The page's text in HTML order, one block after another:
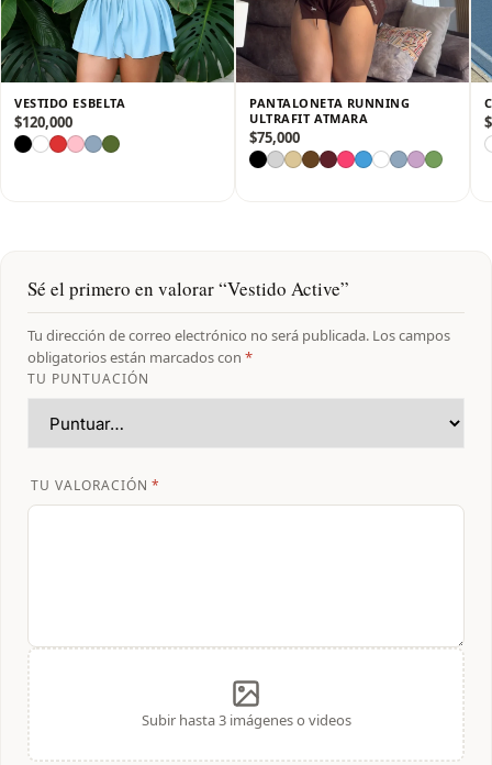
funcionalidad, dentro y fuera del gimnasio y la cancha. 🎾🏋️‍♀️✨
VESTIDO ESBELTA
$120,000
PANTALONETA RUNNING
ULTRAFIT ATMARA
$75,000
$
Sé el primero en valorar “Vestido Active”
Tu dirección de correo electrónico no será publicada. Los campos
obligatorios están marcados con *
TU PUNTUACIÓN
TU VALORACIÓN*
Subir hasta 3 imágenes o videos